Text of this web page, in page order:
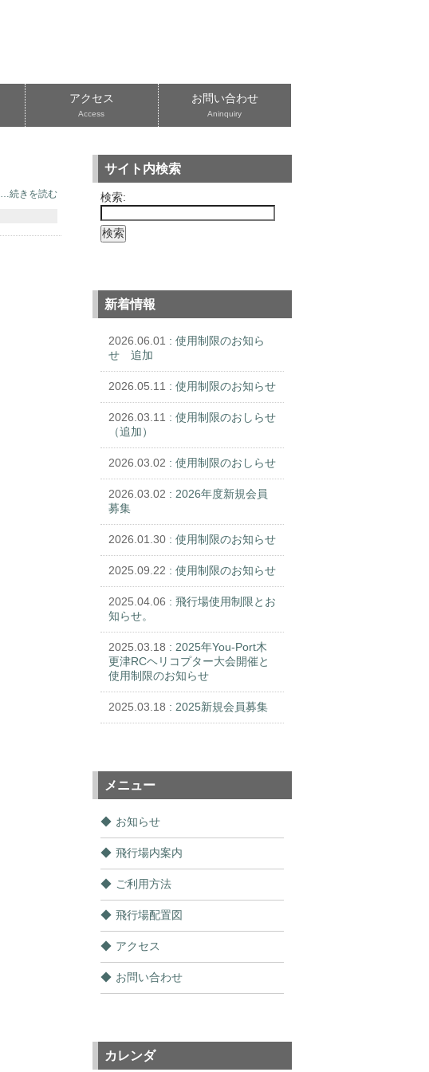
アクセス
Access
お問い合わせ
Aninquiry
…続きを読む
サイト内検索
検索:
新着情報
2026.06.01 : 使用制限のお知ら
せ 追加
2026.05.11 : 使用制限のお知らせ
2026.03.11 : 使用制限のおしらせ
（追加）
2026.03.02 : 使用制限のおしらせ
2026.03.02 : 2026年度新規会員
募集
2026.01.30 : 使用制限のお知らせ
2025.09.22 : 使用制限のお知らせ
2025.04.06 : 飛行場使用制限とお
知らせ。
2025.03.18 : 2025年You-Port木
更津RCヘリコプター大会開催と
使用制限のお知らせ
2025.03.18 : 2025新規会員募集
メニュー
お知らせ
飛行場内案内
ご利用方法
飛行場配置図
アクセス
お問い合わせ
カレンダ